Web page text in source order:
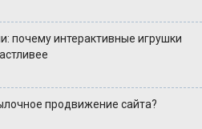
почему интерактивные игрушки
продвижение сайта?